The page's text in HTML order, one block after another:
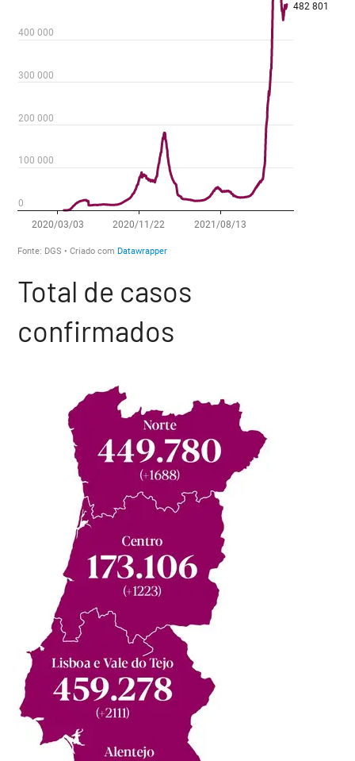
Total de casos
confirmados